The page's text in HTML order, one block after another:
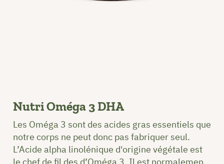
Nutri Oméga 3 DHA
Les Oméga 3 sont des acides gras essentiels que
notre corps ne peut donc pas fabriquer seul.
L’Acide alpha linolénique d'origine végétale est